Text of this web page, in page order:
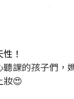
！
聽課的孩子們，
妝😍